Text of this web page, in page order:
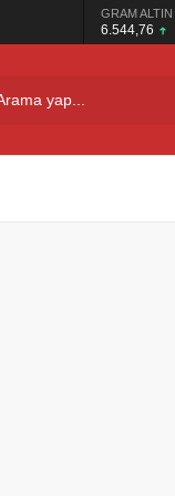
GRAM ALTIN
6.544,76